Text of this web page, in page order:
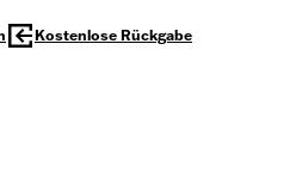
Kostenlose Rückgabe